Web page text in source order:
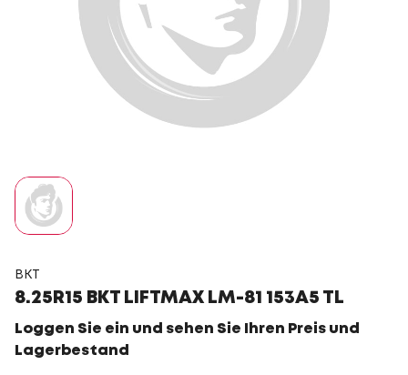
BKT
8.25R15 BKT LIFTMAX LM-81 153A5 TL
Loggen Sie ein und sehen Sie Ihren Preis und
Lagerbestand